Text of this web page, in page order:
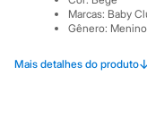
Cintas e
Sutiãs e Tops
Moda praia
Mais detalhes do produto
Marcas: Baby
Gênero: Menino